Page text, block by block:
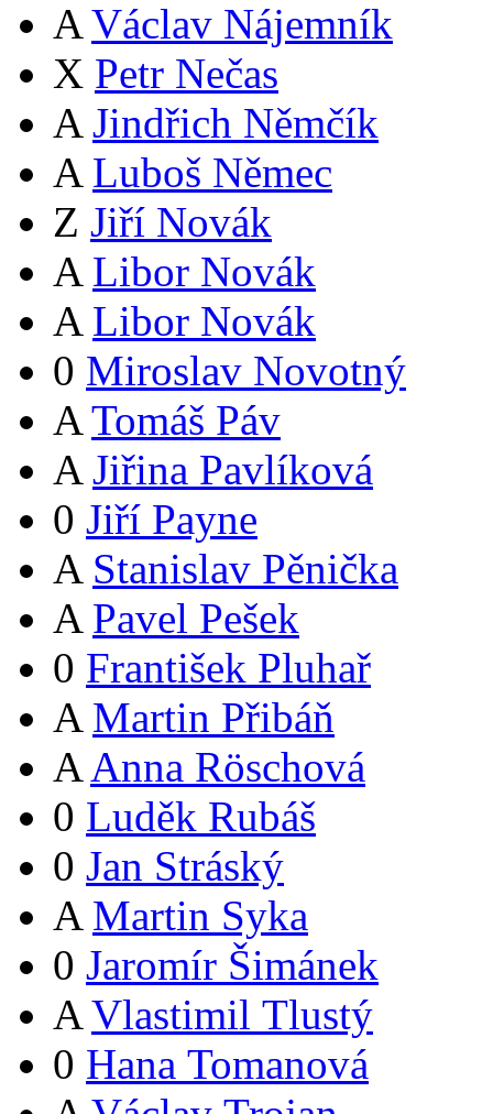
A Václav Nájemník
X Petr Nečas
A Jindřich Němčík
A Luboš Němec
Z Jiří Novák
A Libor Novák
A Libor Novák
0 Miroslav Novotný
A Tomáš Páv
A Jiřina Pavlíková
0 Jiří Payne
A Stanislav Pěnička
A Pavel Pešek
0 František Pluhař
A Martin Přibáň
A Anna Röschová
0 Luděk Rubáš
0 Jan Stráský
A Martin Syka
0 Jaromír Šimánek
A Vlastimil Tlustý
0 Hana Tomanová